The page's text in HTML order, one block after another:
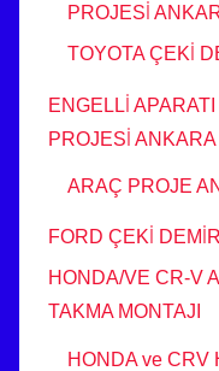
PROJESİ
TOYOTA ÇEKİ
ENGELLİ
PROJESİ ANKARA
ARAÇ PROJE
FORD ÇEKİ
HONDA/VE CR-V
TAKMA MONTAJI
HONDA ve CRV